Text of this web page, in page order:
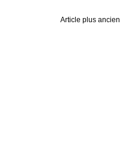
Article plus ancien